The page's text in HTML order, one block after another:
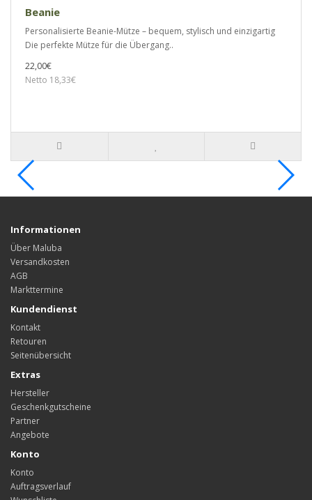
Beanie
Personalisierte Beanie-Mütze – bequem, stylisch und einzigartig
Die perfekte Mütze für die Übergang..
22,00€
Netto 18,33€
Informationen
Über Maluba
Versandkosten
AGB
Markttermine
Kundendienst
Kontakt
Retouren
Seitenübersicht
Extras
Hersteller
Geschenkgutscheine
Partner
Angebote
Konto
Konto
Auftragsverlauf